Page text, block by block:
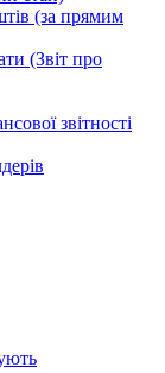
(за прямим
(Звіт про
звітності